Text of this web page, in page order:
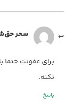
سحر
برای عفونت حتما
نکنه.
پاسخ